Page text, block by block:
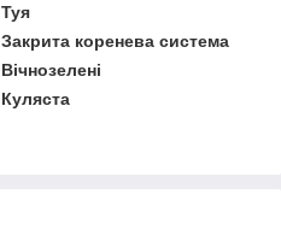
Туя
Закрита коренева система
Вічнозелені
Куляста